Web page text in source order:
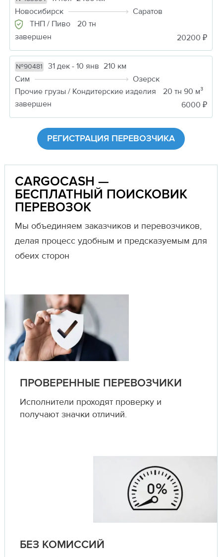
Новосибирск
Саратов
ТНП / Пиво
20 тн
завершен
20200 ₽
№90481 31 дек - 10 янв 210 км
Сим
Озерск
Прочие грузы / Кондитерские изделия
20 тн 90 м³
завершен
6000 ₽
РЕГИСТРАЦИЯ ПЕРЕВОЗЧИКА
CARGOCASH —
БЕСПЛАТНЫЙ ПОИСКОВИК
ПЕРЕВОЗОК
Мы объединяем заказчиков и перевозчиков,
делая процесс удобным и предсказуемым для
обеих сторон
ПРОВЕРЕННЫЕ ПЕРЕВОЗЧИКИ
Исполнители проходят проверку и
получают значки отличий.
БЕЗ КОМИССИЙ